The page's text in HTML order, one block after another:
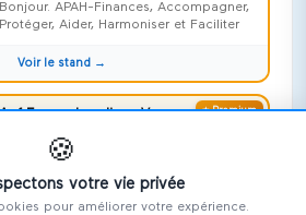
Bonjour. APAH-Finances, Accompagner,
Protéger, Aider, Harmoniser et Faciliter
Voir le stand →
⭐ Premium
Apf France handicap Vosges
Risquer l'impossible !
Voir le stand →
🍪
votre vie privée
pour améliorer votre expérience.